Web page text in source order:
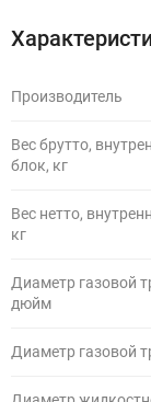
Производитель
Вес брутто,
блок, кг
Вес нетто,
кг
Диаметр газовой
дюйм
Диаметр газовой